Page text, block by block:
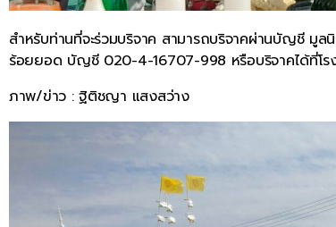
สำหรับท่านที่จะร่วมบริจาค สามารถบริจาคผ่านบัญชี มู
ร้อยยอด บัญชี 020-4-16707-998 หรือบริจาคได้ที่โร
ภาพ/ข่าว : ฐิติชญา แสงสว่าง